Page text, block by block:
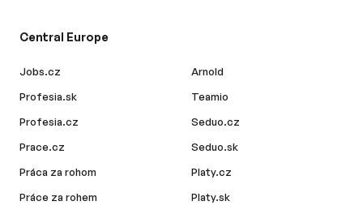
Central Europe
Jobs.cz
Profesia.sk
Profesia.cz
Prace.cz
Práca za rohom
Práce za rohem
Arnold
Teamio
Seduo.cz
Seduo.sk
Platy.cz
Platy.sk